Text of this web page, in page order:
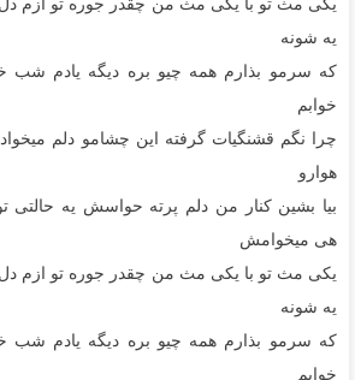
یکی مث تو با یکی مث من چقدر جوره تو ازم دل
یه شونه
که سرمو بذارم همه چیو بره دیگه یادم شب
خوابم
چرا نگم قشنگیات گرفته این چشامو دلم میخواد
هوارو
بیا بشین کنار من دلم پرته حواسش یه
هی میخوامش
یکی مث تو با یکی مث من چقدر جوره تو ازم دل
یه شونه
که سرمو بذارم همه چیو بره دیگه یادم شب
خوابم